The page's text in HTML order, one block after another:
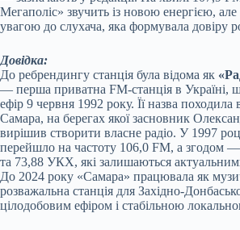
Мегаполіс» звучить із новою енергією,
увагою до слухача, яка формувала довіру
Довідка:
До ребрендингу станція була відома як
— перша приватна FM-станція в Україні,
ефір 9 червня 1992 року. Її назва походила
Самара, на берегах якої засновник
вирішив створити власне радіо. У 1997
перейшло на частоту 106,0 FM, а згодом
та 73,88 УКХ, які залишаються
До 2024 року «Самара» працювала як
розважальна станція для Західно-
цілодобовим ефіром і стабільною